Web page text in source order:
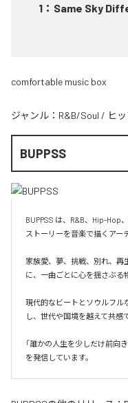
1 ： Same Sky
comfortable music box
ジャンル： R&B/Soul / ヒ
BUPPSS
BUPPSS は、R&B、Hip-Hop
ストーリーを音楽で描くアー
家族愛、夢、挑戦、別れ、
に、一曲ごとに心を揺さぶる
現代的なビートとソウルフル
し、世代や国境を越えて共感
「誰かの人生を少しだけ前向
を発信しています。